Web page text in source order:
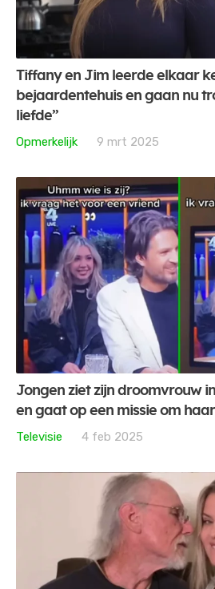
Tiffany en Jim leerde elkaar
bejaardentehuis en gaan nu
liefde”
Opmerkelijk
9 mrt 2025
Jongen ziet zijn droomvrouw
en gaat op een missie om
Televisie
4 feb 2025